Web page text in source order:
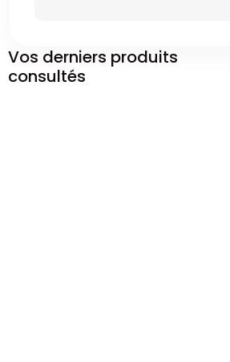
Vos derniers produits
consultés